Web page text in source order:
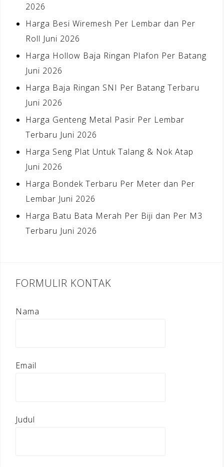
2026
Harga Besi Wiremesh Per Lembar dan Per
Roll Juni 2026
Harga Hollow Baja Ringan Plafon Per Batang
Juni 2026
Harga Baja Ringan SNI Per Batang Terbaru
Juni 2026
Harga Genteng Metal Pasir Per Lembar
Terbaru Juni 2026
Harga Seng Plat Untuk Talang & Nok Atap
Juni 2026
Harga Bondek Terbaru Per Meter dan Per
Lembar Juni 2026
Harga Batu Bata Merah Per Biji dan Per M3
Terbaru Juni 2026
FORMULIR KONTAK
Nama
Email
Judul